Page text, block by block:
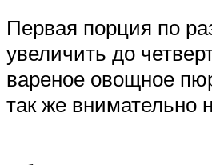
Первая порция по
увеличить до
вареное овощное
так же внимательно